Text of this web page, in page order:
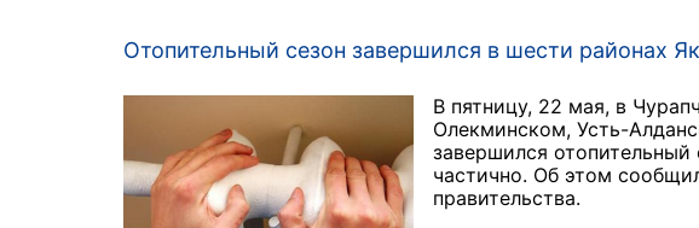
Отопительный сезон завершился в шести районах
В пятницу, 22 мая, в
Олекминском, Усть-
завершился
частично. Об этом
правительства.